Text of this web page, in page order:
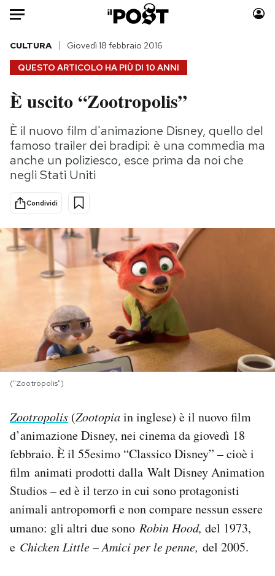
Auto
HOME
Italia
Politica
Tecnologia
Internet
Scienza
Cultura
Economia
Sport
Moda
Consumismi
Storie/Idee
Altrecose
Mondiali calcio 2026
NEWSLETTER
I MIEI PREFERITI
SHOP
CALENDARIO
Area Personale
Newsletter
QUESTO ARTICOLO HA PIÙ DI 10 ANNI
CULTURA Giovedì 18 febbraio 2016
È uscito “Zootropolis”
È il nuovo film d'animazione Disney, quello del
famoso trailer dei bradipi: è una commedia ma
anche un poliziesco, esce prima da noi che
negli Stati Uniti
Condividi
("Zootropolis")
Zootropolis (Zootopiain inglese) è il nuovo film
d’animazione Disney, nei cinema da giovedì 18
febbraio. È il 55esimo “Classico Disney” – cioè i
film animati prodotti dalla Walt Disney Animation
Studios – ed è il terzo in cui sono protagonisti
animali antropomorfi e non compare nessun essere
umano: gli altri due sono Robin Hood, del 1973,
e Chicken Little – Amici per le penne, del 2005.